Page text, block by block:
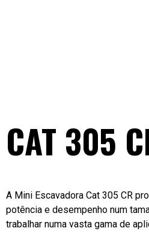
CAT 305
A Mini Escavadora Cat 305 CR
potência e desempenho num
trabalhar numa vasta gama de